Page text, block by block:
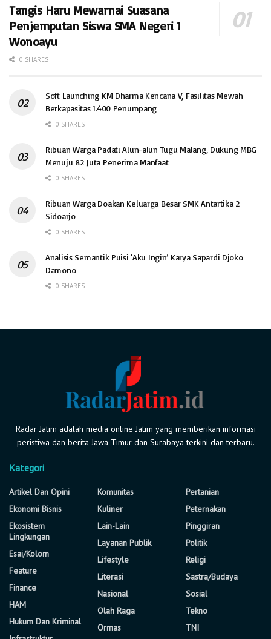
Tangis Haru Mewarnai Suasana
Penjemputan Siswa SMA Negeri 1
Wonoayu
0 SHARES
Soft Launching KM Dharma Kencana V, Fasilitas Mewah
Berkapasitas 1.400 Penumpang
0 SHARES
Ribuan Warga Padati Alun-alun Tugu Malang, Dukung MBG
Menuju 82 Juta Penerima Manfaat
0 SHARES
Ribuan Warga Doakan Keluarga Besar SMK Antartika 2
Sidoarjo
0 SHARES
Analisis Semantik Puisi ‘Aku Ingin’ Karya Sapardi Djoko
Damono
0 SHARES
Radar Jatim adalah media online Jatim yang memberikan informasi
peristiwa dan berita Jawa Timur dan Surabaya terkini dan terbaru.
Kategori
Artikel Dan Opini
Ekonomi Bisnis
Ekosistem
Lingkungan
Esai/Kolom
Feature
Finance
HAM
Hukum Dan Kriminal
Komunitas
Kuliner
Lain-Lain
Layanan Publik
Lifestyle
Literasi
Nasional
Olah Raga
Ormas
Pertanian
Peternakan
Pinggiran
Politik
Religi
Sastra/Budaya
Sosial
Tekno
TNI